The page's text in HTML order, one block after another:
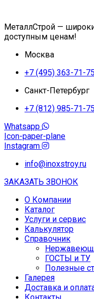
МеталлСтрой —
доступным ценам!
Москва
+7 (495) 363-71-75
Санкт-Петербург
+7 (812) 985-71-75
Whatsapp
Icon-paper-plane
Instagram
info@inoxstroy.ru
ЗАКАЗАТЬ ЗВОНОК
О Компании
Каталог
Услуги и сервис
Калькулятор
Справочник
ГОСТЫ и ТУ
Полезные
Галерея
Доставка и